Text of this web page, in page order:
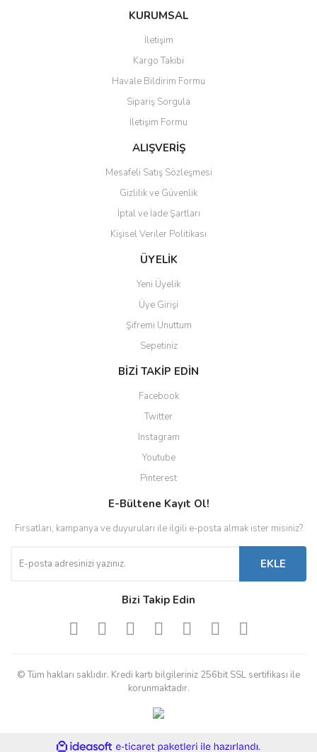
KURUMSAL
İletişim
Kargo Takibi
Havale Bildirim Formu
Sipariş Sorgula
İletişim Formu
ALIŞVERİŞ
Mesafeli Satış Sözleşmesi
Gizlilik ve Güvenlik
İptal ve İade Şartları
Kişisel Veriler Politikası
ÜYELİK
Yeni Üyelik
Üye Girişi
Şifremi Unuttum
Sepetiniz
BİZİ TAKİP EDİN
Facebook
Twitter
Instagram
Youtube
Pinterest
E-Bültene Kayıt Ol!
Fırsatları, kampanya ve duyuruları ile ilgili e-posta almak ister misiniz?
EKLE
Bizi Takip Edin
© Tüm hakları saklıdır. Kredi kartı bilgileriniz 256bit SSL sertifikası ile
korunmaktadır.
ideasoft e-